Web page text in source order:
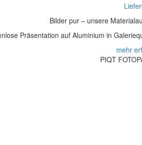
Bilder pur – unsere
Präsentation auf Aluminium in
mehr